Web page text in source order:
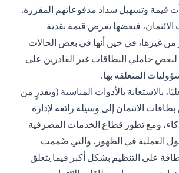
قيمة وتسهيل سداد مدفوعاتهم المقررة.
فبعضها يعرض قيمة نقدية
من غيرها، في حين أنها في بعض الحالات
حاملي البطاقات غير القادرين على
المتعلقة بها.
بالاستعانة بالأدوات المناسبة (وبقدرٍ من
الائتمان إلى وسيلة رائعة لإدارة
ومع تطور قطاع الخدمات المصرفية
العملية في الظهور، والتي صُممت
على التنظيم بشكل أكبر فيما يتعلق